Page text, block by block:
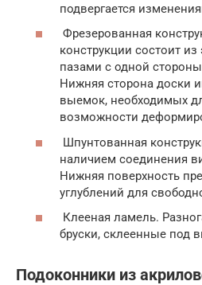
подвергается
Фрезерованная
конструкции состоит
пазами с одной
Нижняя сторона доски
выемок, необходимых
возможности
Шпунтованная
наличием соединения
Нижняя поверхность
углублений для
Клееная ламель.
бруски, склеенные под
Подоконники из